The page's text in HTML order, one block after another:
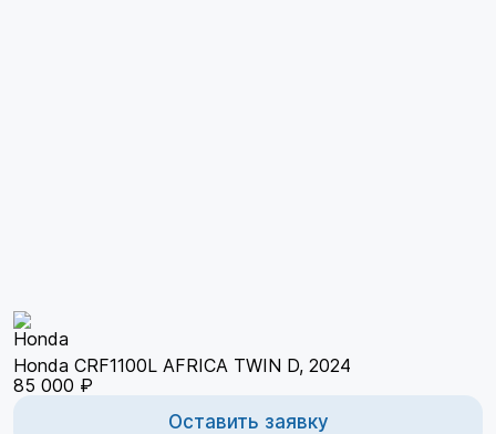
Honda CRF1100L AFRICA TWIN D, 2024
85 000 ₽
Оставить заявку